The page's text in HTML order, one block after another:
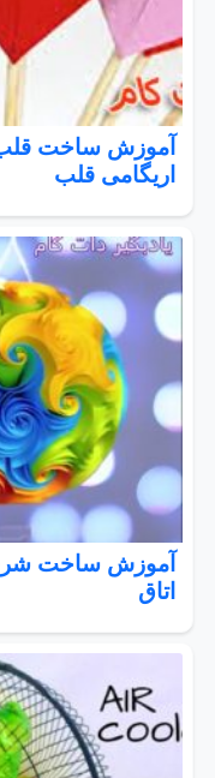
آموزش ساخت
اریگامی قلب
آموزش ساخت
اتاق